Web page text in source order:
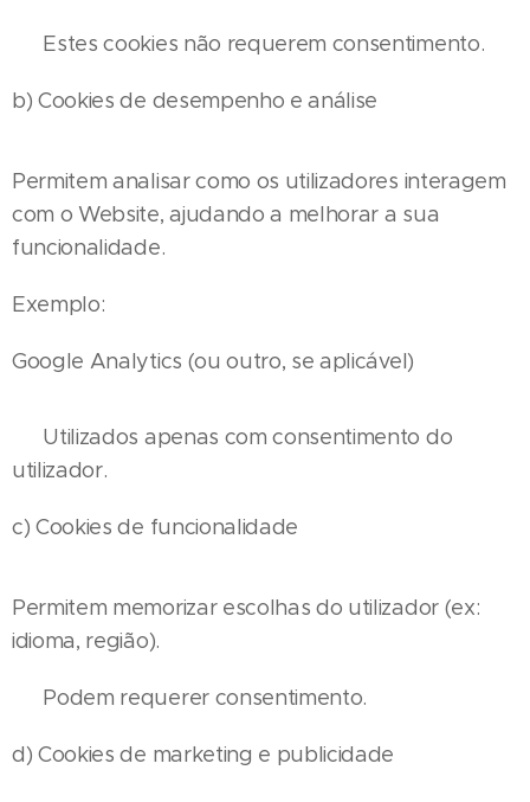
👉 Estes cookies não requerem consentimento.
b) Cookies de desempenho e análise
Permitem analisar como os utilizadores interagem
com o Website, ajudando a melhorar a sua
funcionalidade.
Exemplo:
Google Analytics (ou outro, se aplicável)
👉 Utilizados apenas com consentimento do
utilizador.
c) Cookies de funcionalidade
Permitem memorizar escolhas do utilizador (ex:
idioma, região).
👉 Podem requerer consentimento.
d) Cookies de marketing e publicidade